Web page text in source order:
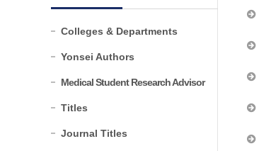
Colleges & Departments
Yonsei Authors
Medical Student Research Advisor
Titles
Journal Titles